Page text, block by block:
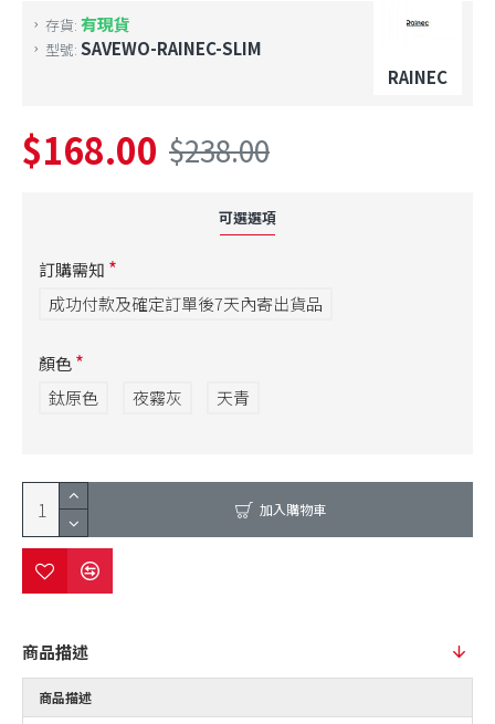
存貨: 有現貨
型號: SAVEWO-RAINEC-SLIM
RAINEC
$168.00 $238.00
可選選項
訂購需知
成功付款及確定訂單後7天內寄出貨品
顏色
鈦原色
夜霧灰 天青
加入購物車
商品描述
商品描述